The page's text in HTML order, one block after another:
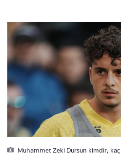
Muhammet Zeki Dursun kimdir,